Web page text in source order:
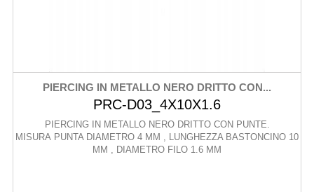
PIERCING IN METALLO NERO DRITTO CON...
PRC-D03_4X10X1.6
PIERCING IN METALLO NERO DRITTO CON PUNTE.
MISURA PUNTA DIAMETRO 4 MM , LUNGHEZZA BASTONCINO 10
MM , DIAMETRO FILO 1.6 MM